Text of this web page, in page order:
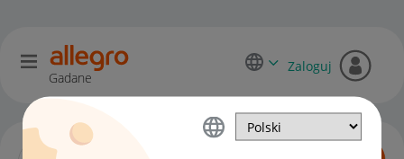
Gadane
Zaloguj